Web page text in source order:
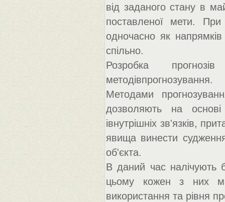
від заданого стану в
поставленої мети. При
одночасно як
спільно.
Розробка
методівпрогнозування.
Методами
дозволяють на основі
івнутрішніх зв'язків,
явища винести
об'єкта.
В даний час налічують
цьому кожен з них
використання та рівня